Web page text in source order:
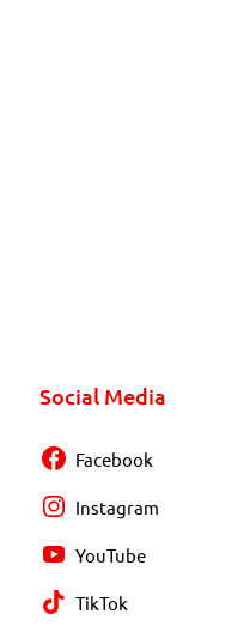
Social Media
Facebook
Instagram
YouTube
TikTok